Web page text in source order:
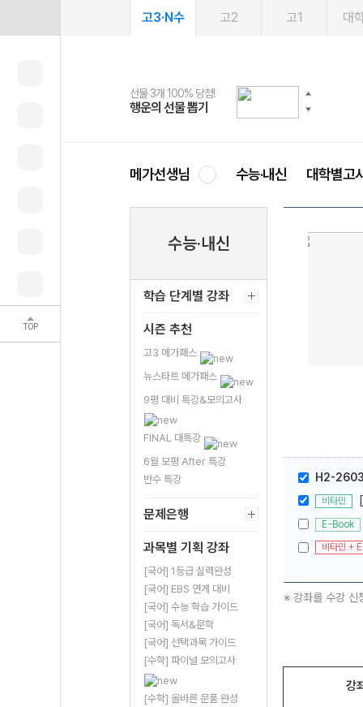
TOP
고3·N수 고2 고1 대
선물 3개 100% 당첨!
행운의 선물 뽑기
선물 100% 증정!
메가스터디 X 올리브
2027 러셀 단과
강사 공개선발
스마트러닝앱
설문 EVENT
메가패스
3일 무료 체험권
메가패스 수강생 무료혜택!
메가클럽 멤버십
사회공헌 캠페인
희망이룸 메가나눔
메가선생님 수능·내신 대학별고
수능·내신
학습 단계별 강좌
시즌 추천
고3 메가패스
뉴스타트 메가패스
9평 대비 특강&모의고사
FINAL 대특강
6월 모평 After 특강
반수 특강
문제은행
과목별 기획 강좌
[국어] 1등급 실력완성
[국어] EBS 연계 대비
[국어] 수능 학습 가이드
[국어] 독서&문학
[국어] 선택과목 가이드
[수학] 파이널 모의고사
[수학] 올바른 문풀 완성
H2-2603
비타민
E-Book
비타민 +
※ 강좌를 수강 신
강